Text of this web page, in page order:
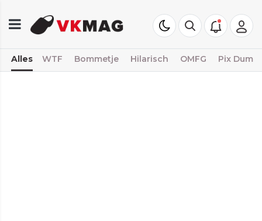
Alles WTF Bommetje Hilarisch OMFG Pix Dump